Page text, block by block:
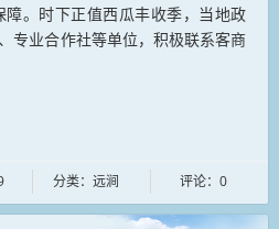
障。时下正值西瓜丰收季，当地政
专业合作社等单位，积极联系客商
分类：远涧 评论：0